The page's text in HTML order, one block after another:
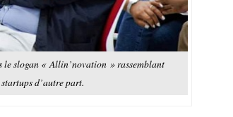
le slogan « Allin’novation » rassemblant
d’autre part.